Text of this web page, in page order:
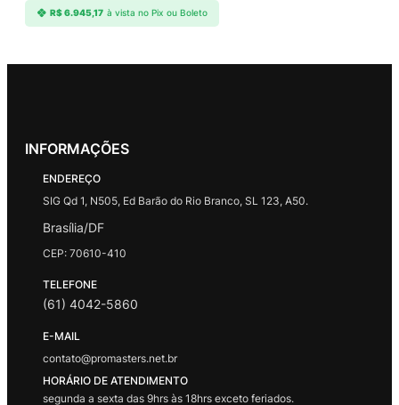
R$6.945,17 à vista no Pix ou Boleto
INFORMAÇÕES
ENDEREÇO
SIG Qd 1, N505, Ed Barão do Rio Branco, SL 123, A50.
Brasília/DF
CEP: 70610-410
TELEFONE
(61) 4042-5860
E-MAIL
contato@promasters.net.br
HORÁRIO DE ATENDIMENTO
segunda a sexta das 9hrs às 18hrs exceto feriados.